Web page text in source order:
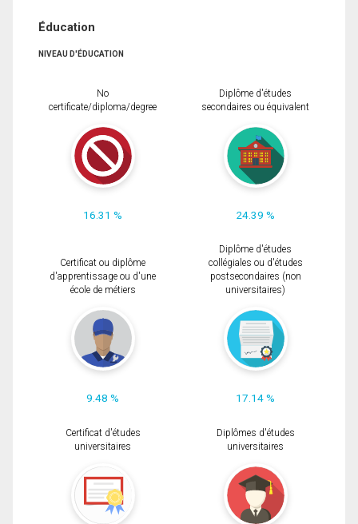
Éducation
NIVEAU D'ÉDUCATION
No
certificate/diploma/degree
16.31 %
Diplôme d'études
secondaires ou équivalent
24.39 %
Certificat ou diplôme
d'apprentissage ou d'une
école de métiers
9.48 %
Diplôme d'études
collégiales ou d'études
postsecondaires (non
universitaires)
17.14 %
Certificat d'études
universitaires
Diplômes d'études
universitaires